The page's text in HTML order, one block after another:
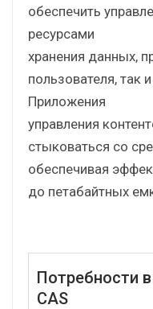
обеспечить
ресурсами
хранения данных,
пользователя, так
Приложения
управления
стыковаться со
обеспечивая
до петабайтных
Потребности
CAS